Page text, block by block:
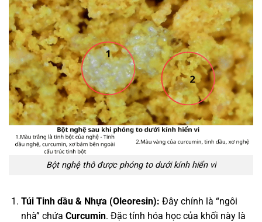
Bột nghệ thô được phóng to dưới kính hiển vi
Túi Tinh dầu & Nhựa (Oleoresin): Đây chính là “ngôi
nhà” chứa Curcumin. Đặc tính hóa học của khối này là